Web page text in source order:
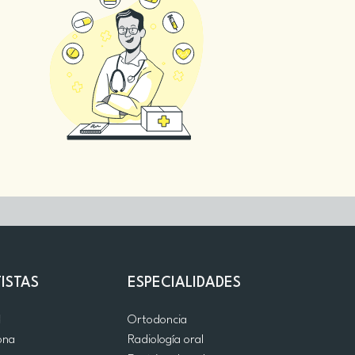
ESPECIALIDADES
Ortodoncia
Radiología oral